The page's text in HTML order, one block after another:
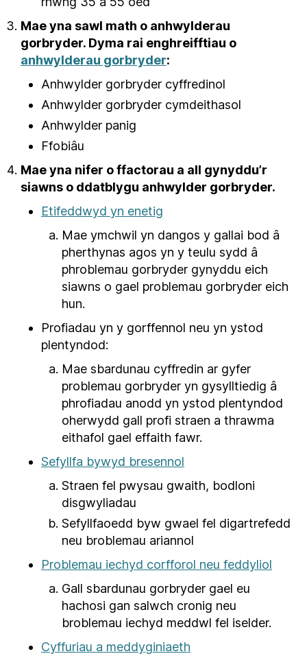
Mae yna sawl math o anhwylderau
gorbryder. Dyma rai enghreifftiau o
anhwylderau gorbryder:
Anhwylder gorbryder cyffredinol
Anhwylder gorbryder cymdeithasol
Anhwylder panig
Ffobiâu
Mae yna nifer o ffactorau a all gynyddu’r
siawns o ddatblygu anhwylder gorbryder.
Etifeddwyd yn enetig
Mae ymchwil yn dangos y gallai bod â
pherthynas agos yn y teulu sydd â
phroblemau gorbryder gynyddu eich
siawns o gael problemau gorbryder eich
hun.
Profiadau yn y gorffennol neu yn ystod
plentyndod:
Mae sbardunau cyffredin ar gyfer
problemau gorbryder yn gysylltiedig â
phrofiadau anodd yn ystod plentyndod
oherwydd gall profi straen a thrawma
eithafol gael effaith fawr.
Sefyllfa bywyd bresennol
Straen fel pwysau gwaith, bodloni
disgwyliadau
Sefyllfaoedd byw gwael fel digartrefedd
neu broblemau ariannol
Problemau iechyd corfforol neu feddyliol
Gall sbardunau gorbryder gael eu
hachosi gan salwch cronig neu
broblemau iechyd meddwl fel iselder.
Cyffuriau a meddyginiaeth